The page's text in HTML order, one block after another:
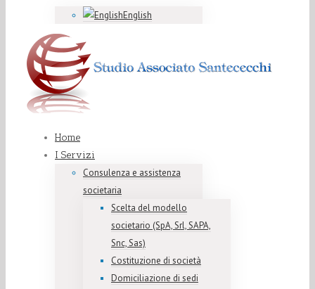
English
Home
I Servizi
Consulenza e assistenza
societaria
Scelta del modello
societario (SpA, Srl, SAPA,
Snc, Sas)
Costituzione di società
Domiciliazione di sedi